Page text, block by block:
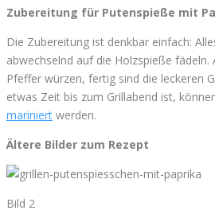
Zubereitung für Putenspieße mit
Die Zubereitung ist denkbar einfach:
abwechselnd auf die Holzspieße fädeln.
Pfeffer würzen, fertig sind die leckeren
etwas Zeit bis zum Grillabend ist,
mariniert werden.
Ältere Bilder zum Rezept
Bild 2